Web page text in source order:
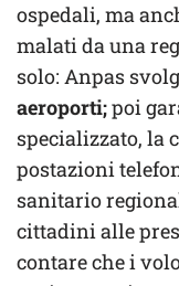
ospedali, ma
malati da una
solo: Anpas
aeroporti;poi
specializzato, la
postazioni
sanitario
cittadini alle
contare che i